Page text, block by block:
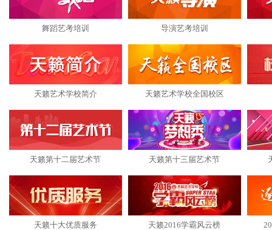
舞蹈艺考培训 导演艺考培训
天籁艺术学校简介 天籁艺术学校全国校区
天籁第十二届艺术节 天籁第十三届艺术节
天籁十大优质服务 天籁2016学霸风云榜